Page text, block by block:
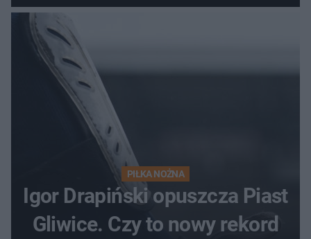
PIŁKA NOŻNA
Igor Drapiński opuszcza Piast
Gliwice. Czy to nowy rekord